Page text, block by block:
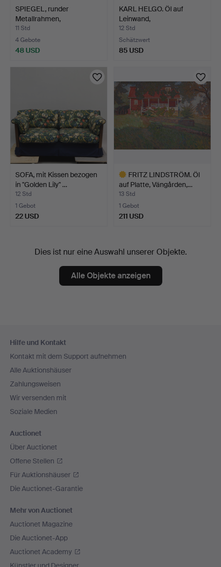
SPIEGEL, runder
Metallrahmen,
Landstingets…
11 Std
4 Gebote
48 USD
KARL HELGO. Öl auf
Leinwand,
Landschaftsmo…
12 Std
Schätzwert
85 USD
SOFA, mit Kissen bezogen
in "Golden Lily" …
12 Std
1 Gebot
22 USD
FRITZ LINDSTRÖM. Öl
auf Platte, Vängården,…
13 Std
1 Gebot
211 USD
Dies ist nur eine Auswahl unserer Objekte.
Alle Objekte anzeigen
Navigation
Hilfe und Kontakt
Kontakt mit dem Support aufnehmen
Alle Auktionshäuser
Zahlungsweisen
Wir versenden mit
Soziale Medien
Auctionet
Über Auctionet
Offene Stellen
Für Auktionshäuser
Die Auctionet-Garantie
Mehr von Auctionet
Auctionet Magazine
Die Auctionet-App
Auctionet Academy